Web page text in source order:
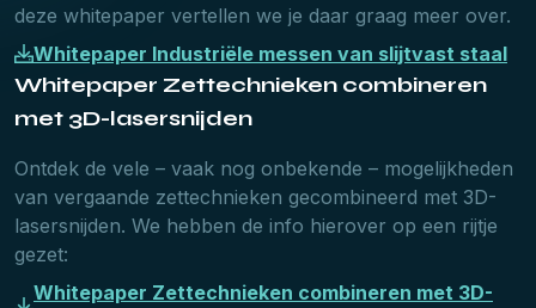
deze whitepaper vertellen we je daar graag meer over.
Whitepaper Industriële messen van slijtvast staaI
Whitepaper Zettechnieken combineren
met 3D-lasersnijden
Ontdek de vele – vaak nog onbekende – mogelijkheden
van vergaande zettechnieken gecombineerd met 3D-
lasersnijden. We hebben de info hierover op een rijtje
gezet:
Whitepaper Zettechnieken combineren met 3D-